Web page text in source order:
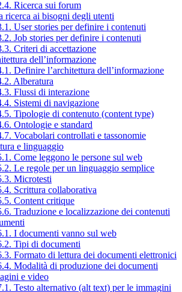
Ricerca sui forum
ricerca ai bisogni degli utenti
User stories per definire i contenuti
Job stories per definire i contenuti
Criteri di accettazione
dell’informazione
Definire l’architettura dell’informazione
Alberatura
Flussi di interazione
Sistemi di navigazione
Tipologie di contenuto (content type)
Ontologie e standard
Vocabolari controllati e tassonomie
e linguaggio
Come leggono le persone sul web
Le regole per un linguaggio semplice
Microtesti
Scrittura collaborativa
Content critique
Traduzione e localizzazione dei contenuti
I documenti vanno sul web
Tipi di documenti
Formato di lettura dei documenti elettronici
Modalità di produzione dei documenti
e video
Testo alternativo (alt text) per le immagini